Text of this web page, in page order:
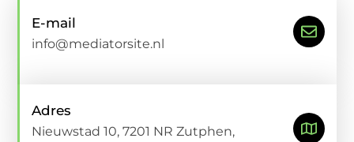
E-mail
info@mediatorsite.nl
Adres
Nieuwstad 10, 7201 NR Zutphen,